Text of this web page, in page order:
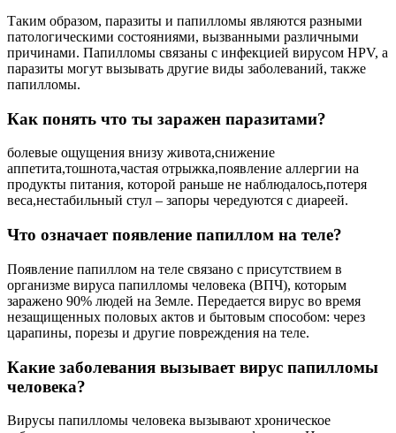
Таким образом, паразиты и папилломы являются разными
патологическими состояниями, вызванными различными
причинами. Папилломы связаны с инфекцией вирусом HPV, а
паразиты могут вызывать другие виды заболеваний, также
папилломы.
Как понять что ты заражен паразитами?
болевые ощущения внизу живота,снижение
аппетита,тошнота,частая отрыжка,появление аллергии на
продукты питания, которой раньше не наблюдалось,потеря
веса,нестабильный стул – запоры чередуются с диареей.
Что означает появление папиллом на теле?
Появление папиллом на теле связано с присутствием в
организме вируса папилломы человека (ВПЧ), которым
заражено 90% людей на Земле. Передается вирус во время
незащищенных половых актов и бытовым способом: через
царапины, порезы и другие повреждения на теле.
Какие заболевания вызывает вирус папилломы
человека?
Вирусы папилломы человека вызывают хроническое